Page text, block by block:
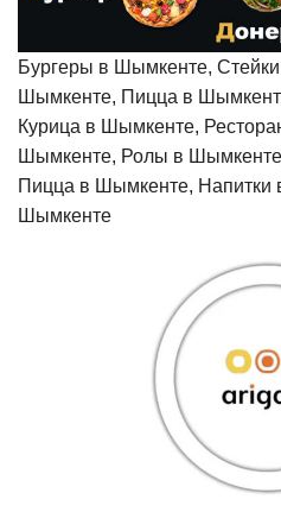
Бургеры в Шымкенте,
Шымкенте, Пицца в
Курица в Шымкенте,
Шымкенте, Ролы в
Пицца в Шымкенте, Напитки
Шымкенте